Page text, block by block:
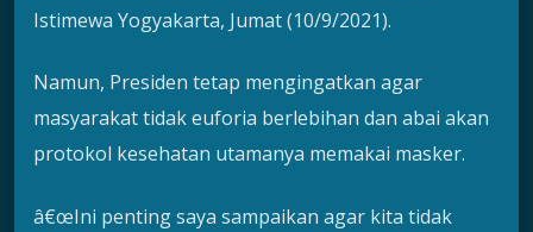
Istimewa Yogyakarta, Jumat (10/9/2021).
Namun, Presiden tetap mengingatkan agar
masyarakat tidak euforia berlebihan dan abai akan
protokol kesehatan utamanya memakai masker.
â€œIni penting saya sampaikan agar kita tidak